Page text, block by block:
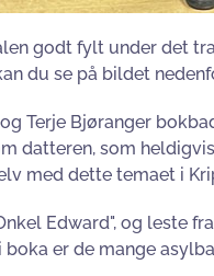
godt fylt under det
du se på bildet
Terje Bjøranger
datteren, som
med dette temaet i
Edward", og leste
er de mange